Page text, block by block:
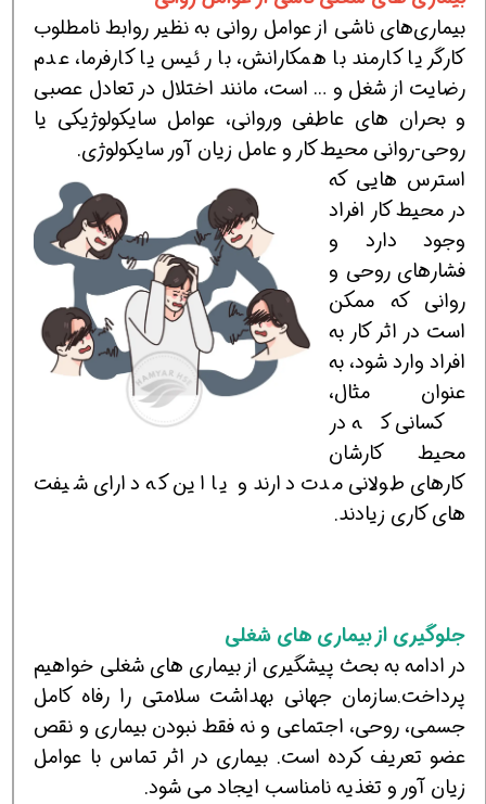
بیماری‌های ناشی از عوامل روانی به نظیر روابط نامطلوب
کارگر یا کارمند با همکارانش، با رئیس یا کارفرما، عدم
رضایت از شغل و … است، مانند اختلال در تعادل عصبی
و بحران های عاطفی وروانی، عوامل سایکولوژیکی یا
روحی-روانی محیط کار و عامل زیان آور سایکولوژی.
استرس هایی که
در محیط کار افراد
وجود دارد و
فشارهای روحی و
روانی که ممکن
است در اثر کار به
افراد وارد شود، به
عنوان مثال،
کسانی که در
محیط کارشان
کارهای طولانی مدت دارند و یا این که دارای شیفت
های کاری زیادند.
جلوگیری از بیماری های شغلی
در ادامه به بحث پیشگیری از بیماری های شغلی خواهیم
پرداخت.سازمان جهانی بهداشت سلامتی را رفاه کامل
جسمی، روحی، اجتماعی و نه فقط نبودن بیماری و نقص
عضو تعریف کرده است. بیماری در اثر تماس با عوامل
زیان آور و تغذیه نامناسب ایجاد می شود.